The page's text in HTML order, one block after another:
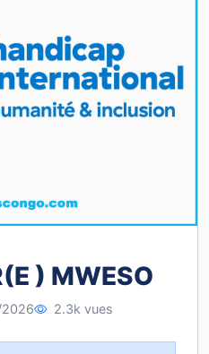
) MWESO
2026 2.3k vues